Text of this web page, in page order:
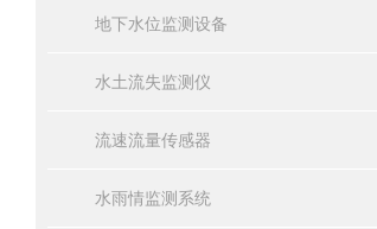
地下水位监测设备
水土流失监测仪
流速流量传感器
水雨情监测系统